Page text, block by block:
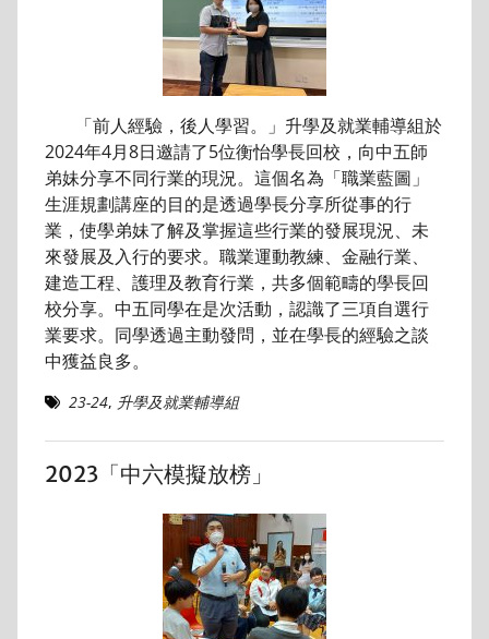
「前人經驗，後人學習。」升學及就業輔導組於
2024年4月8日邀請了5位衡怡學長回校，向中五師
弟妹分享不同行業的現況。這個名為「職業藍圖」
生涯規劃講座的目的是透過學長分享所從事的行
業，使學弟妹了解及掌握這些行業的發展現況、未
來發展及入行的要求。職業運動教練、金融行業、
建造工程、護理及教育行業，共多個範疇的學長回
校分享。中五同學在是次活動，認識了三項自選行
業要求。同學透過主動發問，並在學長的經驗之談
中獲益良多。
23-24, 升學及就業輔導組
2023「中六模擬放榜」